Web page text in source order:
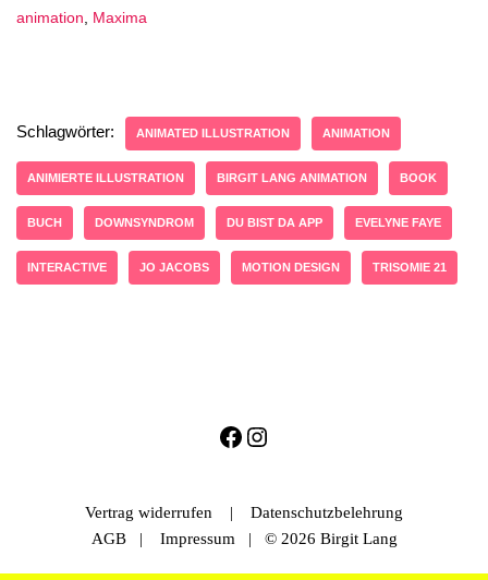
animation, Maxima
Schlagwörter: ANIMATED ILLUSTRATION ANIMATION
ANIMIERTE ILLUSTRATION BIRGIT LANG ANIMATION BOOK
BUCH DOWNSYNDROM DU BIST DA APP EVELYNE FAYE
INTERACTIVE JO JACOBS MOTION DESIGN TRISOMIE 21
Vertrag widerrufen | Datenschutzbelehrung
AGB| Impressum | © 2026 Birgit Lang